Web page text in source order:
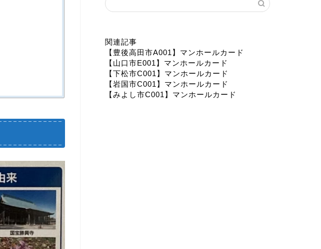
関連記事
【豊後高田市A001】マンホールカード
【山口市E001】マンホールカード
【下松市C001】マンホールカード
【岩国市C001】マンホールカード
【みよし市C001】マンホールカード